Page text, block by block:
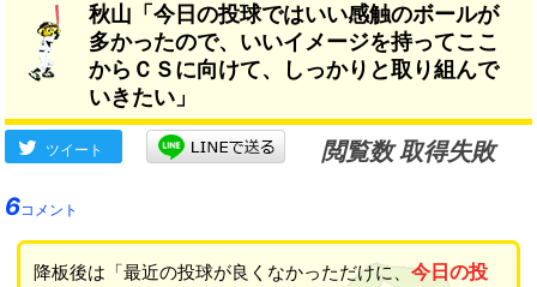
秋山「今日の投球ではいい感触のボールが
多かったので、いいイメージを持ってここ
からＣＳに向けて、しっかりと取り組んで
いきたい」
ツイート
閲覧数 取得失敗
6コメント
降板後は「最近の投球が良くなかっただけに、今日の投